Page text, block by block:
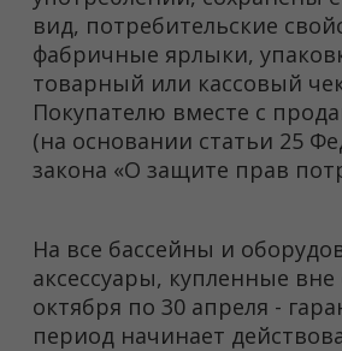
вид, потребительские
фабричные ярлыки,
товарный или кассовый
Покупателю вместе с
(на основании статьи 25
закона «О защите прав
На все бассейны и
аксессуары, купленные вне
октября по 30 апреля -
период начинает